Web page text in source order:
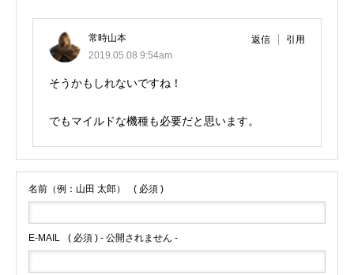
常時山本
2019.05.08 9:54am
返信 引用
そうかもしれないですね！
でもマイルドな機種も必要だと思います。
名前（例：山田 太郎） ( 必須 )
E-MAIL ( 必須 ) - 公開されません -